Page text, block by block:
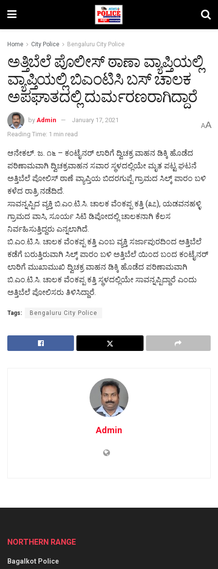
Home City Police Bengaluru City Police
ಅತ್ತಿಬೆಲೆ ಪೊಲೀಸ್ ಠಾಣಾ ವ್ಯಾಪ್ತಿಯಲ್ಲಿ
ವ್ಯಾಪ್ತಿಯಲ್ಲಿ ಬಿಎಂಟಿಸಿ ಬಸ್ ಚಾಲಕ
ಅಪಘಾತದಲ್ಲಿ ದುರ್ಮರಣರಾಗಿದ್ದಾರೆ
by Admin
January 17, 2021
Reading Time: 1 min read
AA
ಆನೇಕಲ್. ಜ. ೧೬ – ಕಂಟೈನರ್ ಲಾರಿಗೆ ದ್ವಿಚಕ್ರ ವಾಹನ ಡಿಕ್ಕಿ ಹೊಡೆದ
ಪರಿಣಾಮವಾಗಿ ದ್ವಿಚಕ್ರವಾಹನ ಸವಾರ ಸ್ಥಳದಲ್ಲಿಯೇ ಮೃತ ಪಟ್ಟ ಘಟನೆ
ಅತ್ತಿಬೆಲೆ ಪೋಲಿಸ್ ಠಾಣೆ ವ್ಯಾಪ್ತಿಯ ಬಿದರಗುಪ್ಪೆ ಗ್ರಾಮದ ಸಿಲ್ಕ್ ಪಾರಂ ಬಳಿ
ಕಳೆದ ರಾತ್ರಿ ನಡೆದಿದೆ.
ಸಾವನ್ನಪ್ಪಿದ ವ್ಯಕ್ತಿ ಬಿ.ಎಂ.ಟಿ.ಸಿ. ಚಾಲಕ ವೆಂಕಪ್ಪ ಕತ್ತಿ (೩೭), ಯಡವನಹಳ್ಳಿ
ಗ್ರಾಮದ ವಾಸಿ, ಸೂರ್ಯ ಸಿಟಿ ಡಿಪೋದಲ್ಲಿ ಚಾಲಕನಾಗಿ ಕೆಲಸ
ನಿರ್ವಹಿಸುತ್ತಿದ್ದರು ಎನ್ನಲಾಗಿದೆ.
ಬಿ.ಎಂ.ಟಿ.ಸಿ. ಚಾಲಕ ವೆಂಕಪ್ಪ ಕತ್ತಿ ಎಂಬ ವ್ಯಕ್ತಿ ಸರ್ಜಾಪುರದಿಂದ ಅತ್ತಿಬೆಲೆ
ಕಡೆಗೆ ಬರುತ್ತಿರುವಾಗಿ ಸಿಲ್ಕ್ ಪಾರಂ ಬಳಿ ಅತ್ತಿಬೆಲೆ ಯಿಂದ ಬಂದ ಕಂಟೈನರ್
ಲಾರಿಗೆ ಮುಖಾಮುಖಿ ದ್ವಿಚಕ್ರ ವಾಹನ ಡಿಕ್ಕಿ ಹೊಡೆದ ಪರಿಣಾಮವಾಗಿ
ಬಿ.ಎಂ.ಟಿ.ಸಿ. ಚಾಲಕ ವೆಂಕಪ್ಪ ಕತ್ತಿ ಸ್ಥಳದಲ್ಲಿಯೇ ಸಾವನ್ನಪ್ಪಿದ್ದಾರೆ ಎಂದು
ಅತ್ತಿಬೆಲೆ ಪೋಲಿಸರು ತಿಳಿಸಿದ್ದಾರೆ.
Tags: Bengaluru City Police
Admin
NORTHERN RANGE
Bagalkot Police